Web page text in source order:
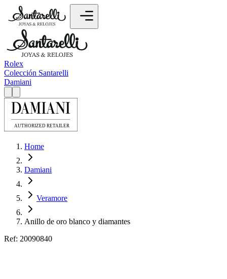
Rolex
Colección Santarelli
Damiani
Home
Damiani
Veramore
Anillo de oro blanco y diamantes
Ref: 20090840